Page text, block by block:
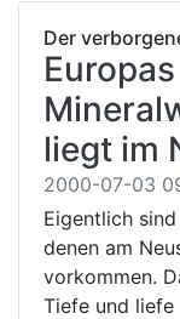
Der
liegt im
2000-07-03
Eigentlich
denen am
vorkommen.
Tiefe und liefe